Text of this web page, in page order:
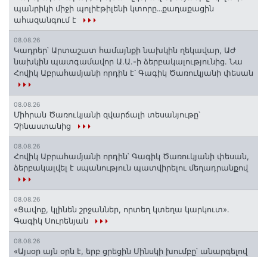
պանրիկի միջի պոլիէթիլենի կտորը․․․քաղաքացին
ահազանգում է
08.08.26
Կադրեր՝ Արտաշատ համայնքի նախկին ղեկավար, ԱԺ
նախկին պատգամավոր Ա.Ա.-ի ձերբակալությունից. Նա
Հովիկ Աբրահամյանի որդին է՝ Գագիկ Ծառուկյանի փեսան
08.08.26
Միհրան Ծառուկյանի զվարճալի տեսանյութը՝
Չինաստանից
08.08.26
Հովիկ Աբրահամյանի որդին՝ Գագիկ Ծառուկյանի փեսան,
ձերբակալվել է սպանություն պատվիրելու մեղադրանքով
08.08.26
«Ցավոք, կլինեն շրջաններ, որտեղ կտեղա կարկուտ»․
Գագիկ Սուրենյան
08.08.26
«Այսօր այն օրն է, երբ ցրեցին Մինսկի խումբը՝ անարգելով